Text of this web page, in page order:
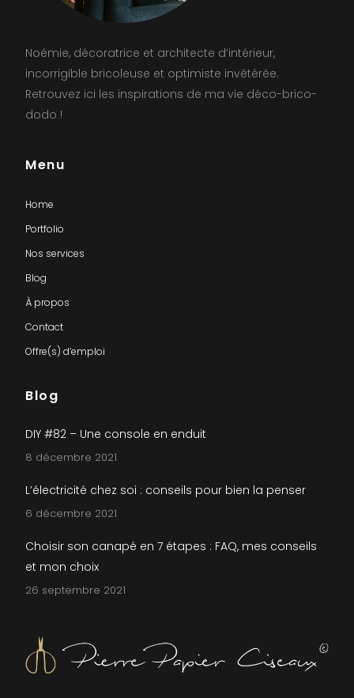
Noémie, décoratrice et architecte d’intérieur,
incorrigible bricoleuse et optimiste invétérée.
Retrouvez ici les inspirations de ma vie déco-brico-
dodo !
Menu
Home
Portfolio
Nos services
Blog
À propos
Contact
Offre(s) d’emploi
Blog
DIY #82 – Une console en enduit
8 décembre 2021
L’électricité chez soi : conseils pour bien la penser
6 décembre 2021
Choisir son canapé en 7 étapes : FAQ, mes conseils
et mon choix
26 septembre 2021